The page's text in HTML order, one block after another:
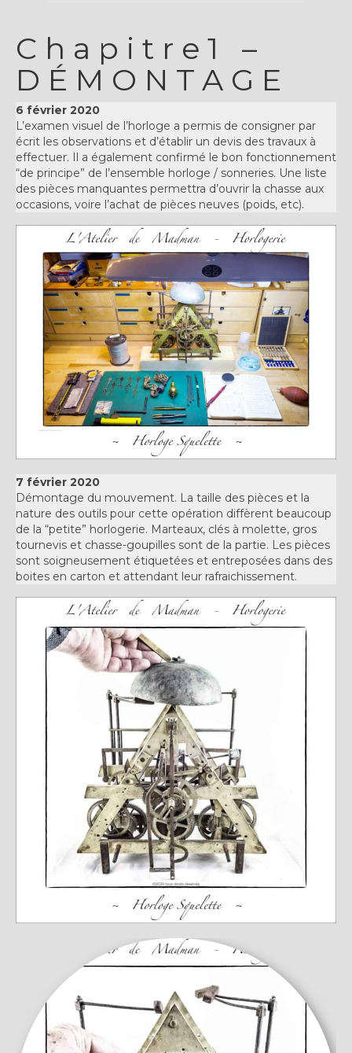
Chapitre1 –
DÉMONTAGE
6 février 2020
L’examen visuel de l’horloge a permis de consigner par
écrit les observations et d’établir un devis des travaux à
effectuer. Il a également confirmé le bon fonctionnement
“de principe” de l’ensemble horloge / sonneries. Une liste
des pièces manquantes permettra d’ouvrir la chasse aux
occasions, voire l’achat de pièces neuves (poids, etc).
7 février 2020
Démontage du mouvement. La taille des pièces et la
nature des outils pour cette opération diffèrent beaucoup
de la “petite” horlogerie. Marteaux, clés à molette, gros
tournevis et chasse-goupilles sont de la partie. Les pièces
sont soigneusement étiquetées et entreposées dans des
boites en carton et attendant leur rafraichissement.